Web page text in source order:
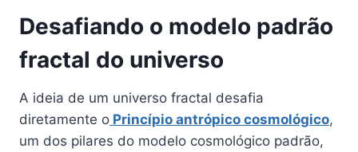
Desafiando o modelo padrão
fractal do universo
A ideia de um universo fractal desafia
diretamente o Princípio antrópico cosmológico,
um dos pilares do modelo cosmológico padrão,